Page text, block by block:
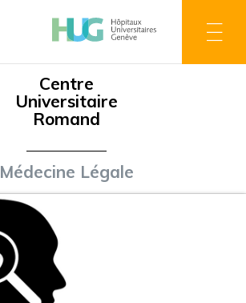
Centre
Universitaire
Romand
Médecine Légale